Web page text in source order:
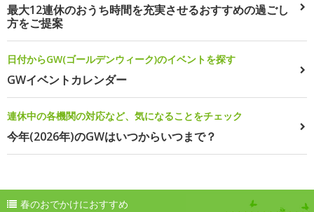
最大12連休のおうち時間を充実させるおすすめの過ごし
方をご提案
日付からGW(ゴールデンウィーク)のイベントを探す
GWイベントカレンダー
連休中の各機関の対応など、気になることをチェック
今年(2026年)のGWはいつからいつまで？
春のおでかけにおすすめ